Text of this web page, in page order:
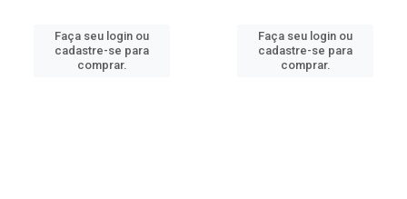
Faça seu login ou
cadastre-se para
comprar.
Faça seu login ou
cadastre-se para
comprar.